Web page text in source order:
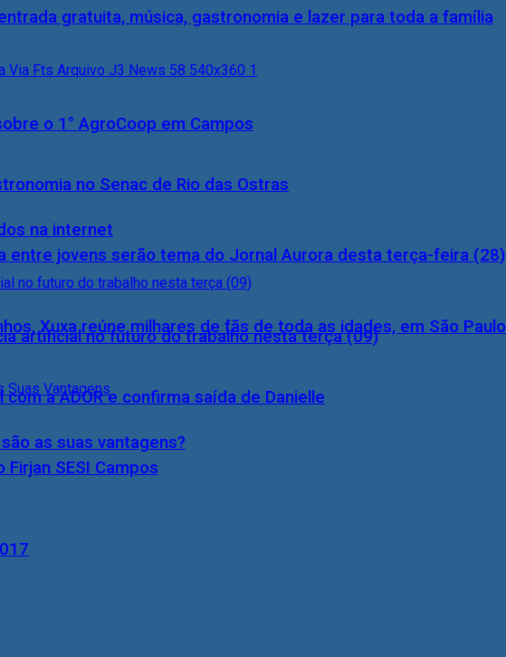
gratuita, música, gastronomia e lazer para toda a família
o 1° AgroCoop em Campos
na internet
artificial no futuro do trabalho nesta terça (09)
as suas vantagens?
no Senac de Rio das Ostras
entre jovens serão tema do Jornal Aurora desta terça-feira (28)
Xuxa reúne milhares de fãs de toda as idades, em São Paulo
a ADOR e confirma saída de Danielle
SESI Campos